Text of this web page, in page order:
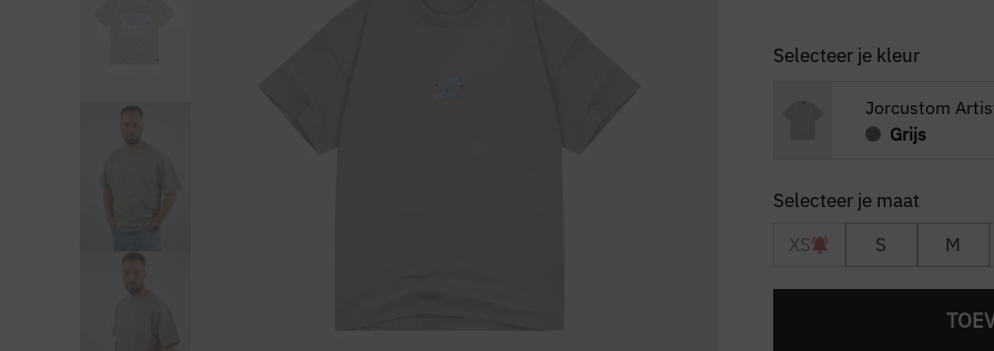
Selecteer je kleur
Jorcustom
Grijs
XS S M